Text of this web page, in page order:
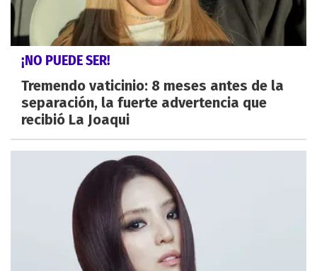
¡NO PUEDE SER!
Tremendo vaticinio: 8 meses antes de la
separación, la fuerte advertencia que
recibió La Joaqui